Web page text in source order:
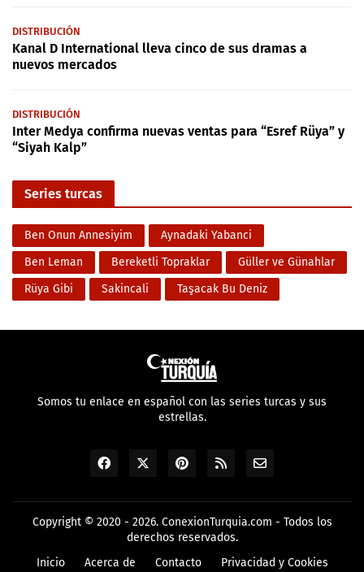
DISTRIBUCIÓN
Kanal D International lleva cinco de sus dramas a
nuevos mercados
DISTRIBUCIÓN
Inter Medya confirma nuevas ventas para “Esref Rüya” y
“Siyah Kalp”
Series turcas
Ben Onun Annesiyim
Aynadaki Yabanci
Ben Leman
Bereketli Topraklar
Güller ve Günahlar
Rüya Gibi
Sakincali Taşacak Bu Deniz
Somos tu enlace en español con las series turcas y sus
estrellas.
Copyright © 2020 - 2026. ConexionTurquia.com - Todos los
derechos reservados.
Inicio
Acerca de Contacto Privacidad y Cookies